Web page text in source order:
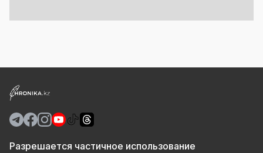
Разрешается частичное использование